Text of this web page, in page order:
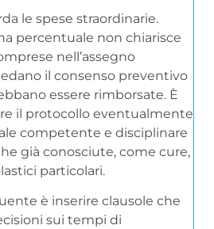
le spese straordinarie.
percentuale non chiarisce
nell’assegno
il consenso preventivo
essere rimborsate. È
il protocollo eventualmente
competente e disciplinare
già conosciute, come cure,
particolari.
è inserire clausole che
sui tempi di